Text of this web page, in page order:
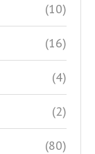
(10)
(16)
(4)
(2)
(80)